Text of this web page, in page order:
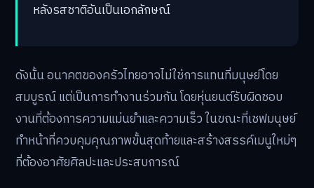
หลังรสชาติอันเป็นเอกลักษณ์
ดังนั้น อนาคตของครัวไทยอาจไม่ใช่การแทนที่มนุษย์โดย
สมบูรณ์ แต่เป็นการทำงานร่วมกัน โดยหุ่นยนต์รับผิดชอบ
งานที่ต้องการความแม่นยำและความเร็ว ในขณะที่เชฟมนุษย์
ทำหน้าที่ควบคุมคุณภาพขั้นสุดท้ายและสร้างสรรค์เมนูใหม่ๆ
ที่ต้องอาศัยศิลปะและประสบการณ์